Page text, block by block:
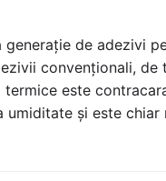
generație de adezivi
convenționali,
este
și este